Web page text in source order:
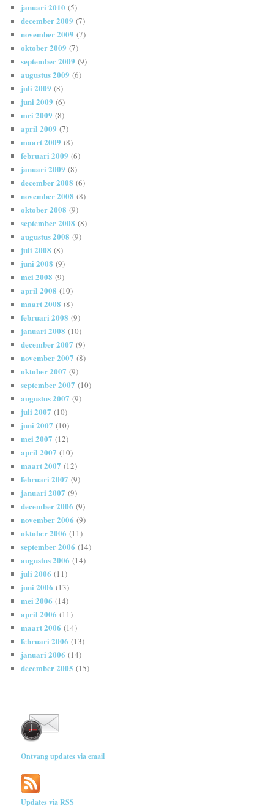
januari 2010 (5)
december 2009 (7)
november 2009 (7)
oktober 2009 (7)
september 2009 (9)
augustus 2009 (6)
juli 2009 (8)
juni 2009 (6)
mei 2009 (8)
april 2009 (7)
maart 2009 (8)
februari 2009 (6)
januari 2009 (8)
december 2008 (6)
november 2008 (8)
oktober 2008 (9)
september 2008 (8)
augustus 2008 (9)
juli 2008 (8)
juni 2008 (9)
mei 2008 (9)
april 2008 (10)
maart 2008 (8)
februari 2008 (9)
januari 2008 (10)
december 2007 (9)
november 2007 (8)
oktober 2007 (9)
september 2007 (10)
augustus 2007 (9)
juli 2007 (10)
juni 2007 (10)
mei 2007 (12)
april 2007 (10)
maart 2007 (12)
februari 2007 (9)
januari 2007 (9)
december 2006 (9)
november 2006 (9)
oktober 2006 (11)
september 2006 (14)
augustus 2006 (14)
juli 2006 (11)
juni 2006 (13)
mei 2006 (14)
april 2006 (11)
maart 2006 (14)
februari 2006 (13)
januari 2006 (14)
december 2005 (15)
Ontvang updates via email
Updates via RSS